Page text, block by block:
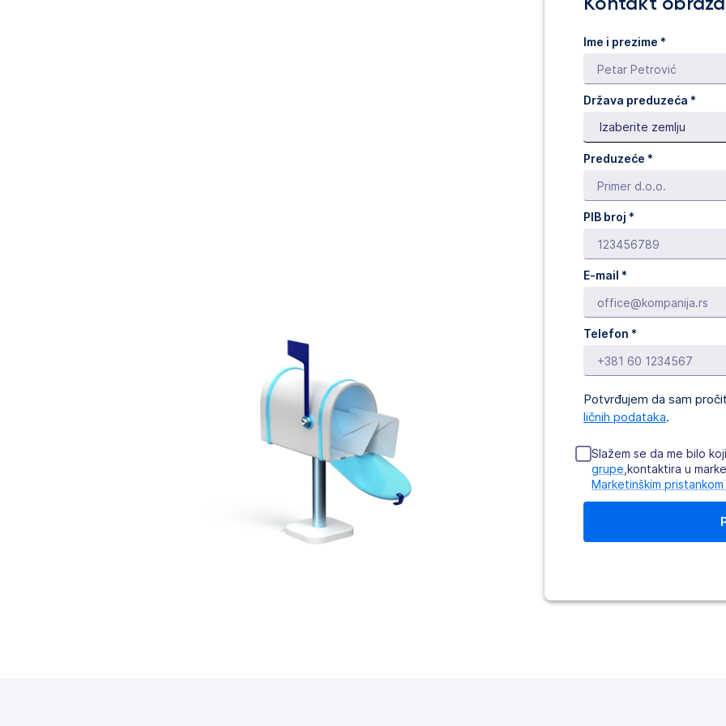
Ime i prezime *
Država preduzeća *
Preduzeće *
PIB broj *
E-mail *
Telefon *
Potvrđujem da sam
ličnih podataka.
Slažem se da me bilo
grupe ,kontaktira u
Marketinškim pristankom